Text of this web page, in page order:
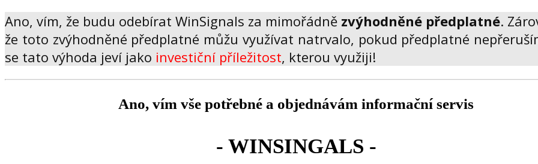
Ano, vím, že budu odebírat WinSignals za mimořádně zvýhodněné předplatné.
že toto zvýhodněné předplatné můžu využívat natrvalo, pokud předplatné
se tato výhoda jeví jako investiční příležitost, kterou využiji!
Ano, vím vše potřebné a objednávám informační servis
- WINSINGALS -